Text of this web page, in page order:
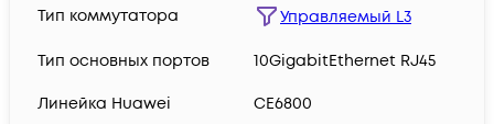
Тип коммутатора
Управляемый L3
Тип основных портов 10GigabitEthernet RJ45
Линейка Huawei CE6800